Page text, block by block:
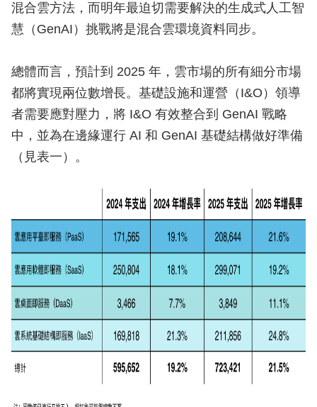
混合雲方法，而明年最迫切需要解決的生成式人工智
慧（GenAI）挑戰將是混合雲環境資料同步。
總體而言，預計到 2025 年，雲市場的所有細分市場
都將實現兩位數增長。基礎設施和運營（I&O）領導
者需要應對壓力，將 I&O 有效整合到 GenAI 戰略
中，並為在邊緣運行 AI 和 GenAI 基礎結構做好準備
（見表一）。